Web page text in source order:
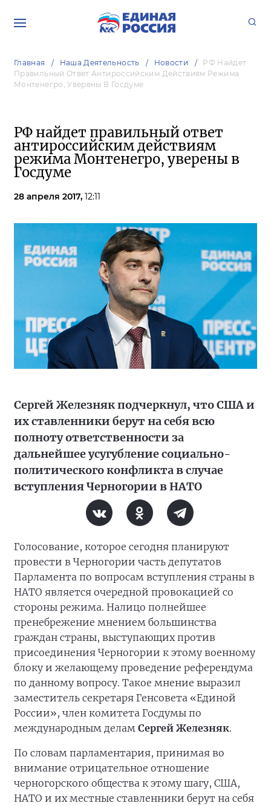
Главная Наша Деятельность Новости
РФ Найдет
Правильный Ответ Антироссийским Действиям Режима
Монтенегро, Уверены В Госдуме
РФ найдет правильный ответ
антироссийским действиям
режима Монтенегро, уверены в
Госдуме
28 апреля 2017, 12:11
Сергей Железняк подчеркнул, что США и
их ставленники берут на себя всю
полноту ответственности за
дальнейшее усугубление социально-
политического конфликта в случае
вступления Черногории в НАТО
Голосование, которое сегодня планируют
провести в Черногории часть депутатов
Парламента по вопросам вступления страны в
НАТО является очередной провокацией со
стороны режима. Налицо полнейшее
пренебрежение мнением большинства
граждан страны, выступающих против
присоединения Черногории к этому военному
блоку и желающему проведение референдума
по данному вопросу. Такое мнение выразил
заместитель секретаря Генсовета «Единой
России», член комитета Госдумы по
международным делам Сергей Железняк.
По словам парламентария, принимая во
внимание отрицательное отношение
черногорского общества к этому шагу, США,
НАТО и их местные ставленники берут на себя